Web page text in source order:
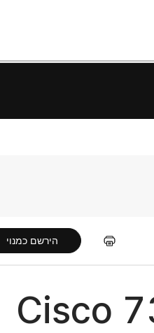
הירשם כמנוי